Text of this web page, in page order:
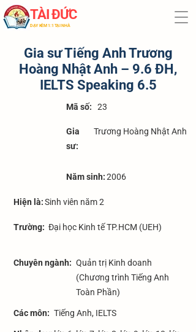
TÀI ĐỨC
​DẠY KÈM 1:1 TẠI NHÀ
Gia sư Tiếng Anh Trương
Hoàng Nhật Anh – 9.6 ĐH,
IELTS Speaking 6.5
​Mã số: 23
Gia
sư:
Trương Hoàng Nhật Anh
Năm sinh:2006
Hiện là:Sinh viên năm 2
Trường: Đại học Kinh tế TP.HCM (UEH)
Chuyên ngành: Quản trị Kinh doanh
(Chương trình Tiếng Anh
Toàn Phần)
Các môn: Tiếng Anh, IELTS